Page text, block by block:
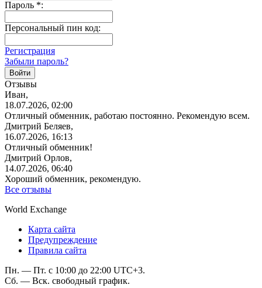
Пароль *:
Персональный пин код:
Регистрация
Забыли пароль?
Отзывы
Иван,
18.07.2026, 02:00
Отличный обменник, работаю постоянно. Рекомендую всем.
Дмитрий Беляев,
16.07.2026, 16:13
Отличный обменник!
Дмитрий Орлов,
14.07.2026, 06:40
Хороший обменник, рекомендую.
Все отзывы
World Exchange
Карта сайта
Предупреждение
Правила сайта
Пн. — Пт. с 10:00 до 22:00 UTC+3.
Сб. — Вск. свободный график.